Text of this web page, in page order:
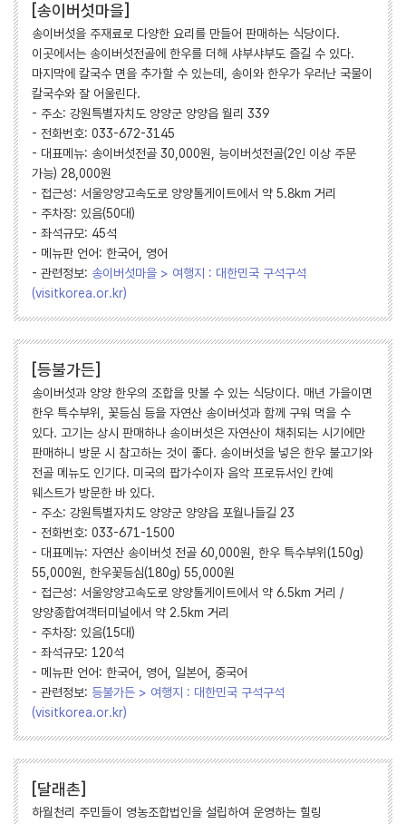
[송이버섯마을]
송이버섯을 주재료로 다양한 요리를 만들어 판매하는 식당이다.
이곳에서는 송이버섯전골에 한우를 더해 샤부샤부도 즐길 수 있다.
마지막에 칼국수 면을 추가할 수 있는데, 송이와 한우가 우러난 국물이
칼국수와 잘 어울린다.
- 주소: 강원특별자치도 양양군 양양읍 월리 339
- 전화번호: 033-672-3145
- 대표메뉴: 송이버섯전골 30,000원, 능이버섯전골(2인 이상 주문
가능) 28,000원
- 접근성: 서울양양고속도로 양양톨게이트에서 약 5.8km 거리
- 주차장: 있음(50대)
- 좌석규모: 45석
- 메뉴판 언어: 한국어, 영어
- 관련정보: 송이버섯마을 > 여행지 : 대한민국 구석구석
(visitkorea.or.kr)
[등불가든]
송이버섯과 양양 한우의 조합을 맛볼 수 있는 식당이다. 매년 가을이면
한우 특수부위, 꽃등심 등을 자연산 송이버섯과 함께 구워 먹을 수
있다. 고기는 상시 판매하나 송이버섯은 자연산이 채취되는 시기에만
판매하니 방문 시 참고하는 것이 좋다. 송이버섯을 넣은 한우 불고기와
전골 메뉴도 인기다. 미국의 팝가수이자 음악 프로듀서인 칸예
웨스트가 방문한 바 있다.
- 주소: 강원특별자치도 양양군 양양읍 포월나들길 23
- 전화번호: 033-671-1500
- 대표메뉴: 자연산 송이버섯 전골 60,000원, 한우 특수부위(150g)
55,000원, 한우꽃등심(180g) 55,000원
- 접근성: 서울양양고속도로 양양톨게이트에서 약 6.5km 거리 /
양양종합여객터미널에서 약 2.5km 거리
- 주차장: 있음(15대)
- 좌석규모: 120석
- 메뉴판 언어: 한국어, 영어, 일본어, 중국어
- 관련정보: 등불가든 > 여행지 : 대한민국 구석구석
(visitkorea.or.kr)
[달래촌]
하월천리 주민들이 영농조합법인을 설립하여 운영하는 힐링